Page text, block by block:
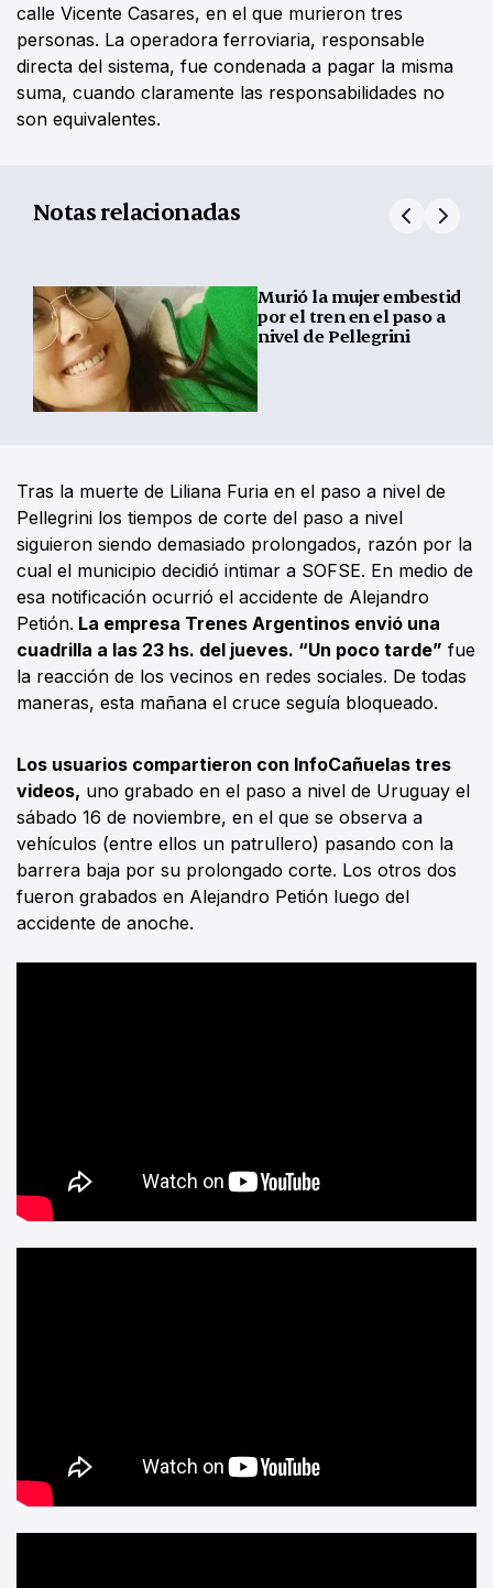
calle Vicente Casares, en el que murieron tres
personas. La operadora ferroviaria, responsable
directa del sistema, fue condenada a pagar la misma
suma, cuando claramente las responsabilidades no
son equivalentes.
Notas relacionadas
Murió la mujer embestida
por el tren en el paso a
nivel de Pellegrini
Tras la muerte de Liliana Furia en el paso a nivel de
Pellegrini los tiempos de corte del paso a nivel
siguieron siendo demasiado prolongados, razón por la
cual el municipio decidió intimar a SOFSE. En medio de
esa notificación ocurrió el accidente de Alejandro
Petión. La empresa Trenes Argentinos envió una
cuadrilla a las 23 hs. del jueves. “Un poco tarde” fue
la reacción de los vecinos en redes sociales. De todas
maneras, esta mañana el cruce seguía bloqueado.
Los usuarios compartieron con InfoCañuelas tres
videos, uno grabado en el paso a nivel de Uruguay el
sábado 16 de noviembre, en el que se observa a
vehículos (entre ellos un patrullero) pasando con la
barrera baja por su prolongado corte. Los otros dos
fueron grabados en Alejandro Petión luego del
accidente de anoche.